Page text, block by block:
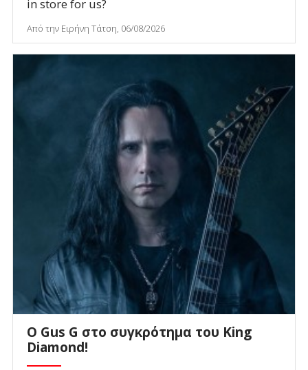
in store for us?
Από την Ειρήνη Τάτση, 06/08/2026
O Gus G στο συγκρότημα του King
Diamond!